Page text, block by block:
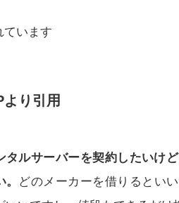
ています
り引用
タルサーバーを契約したいけ
どのメーカーを借りるとい